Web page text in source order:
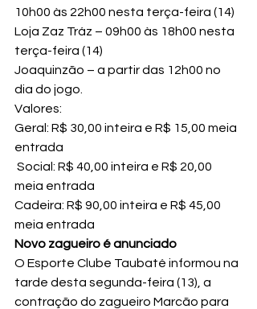
10h00 às 22h00 nesta terça-feira (14)
Loja Zaz Tráz – 09h00 às 18h00 nesta
terça-feira (14)
Joaquinzão – a partir das 12h00 no
dia do jogo.
Valores:
Geral: R$ 30,00 inteira e R$ 15,00 meia
entrada
Social: R$ 40,00 inteira e R$ 20,00
meia entrada
Cadeira: R$ 90,00 inteira e R$ 45,00
meia entrada
Novo zagueiro é anunciado
O Esporte Clube Taubaté informou na
tarde desta segunda-feira (13), a
contração do zagueiro Marcão para